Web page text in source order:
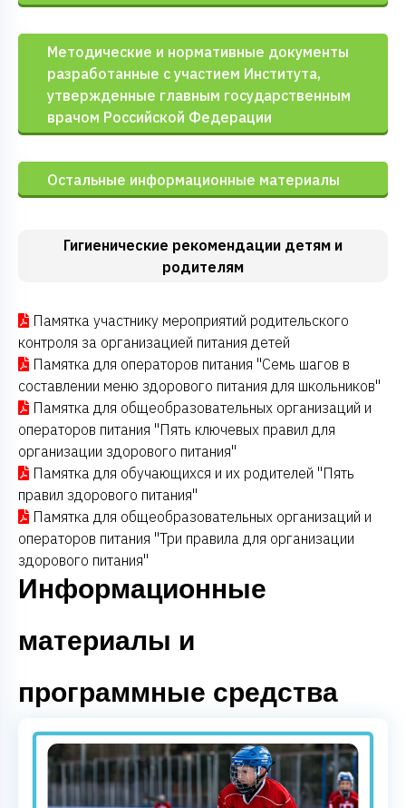
Методические и нормативные документы
разработанные с участием Института,
утвержденные главным государственным
врачом Российской Федерации
Остальные информационные материалы
Гигиенические рекомендации детям и
родителям
Памятка участнику мероприятий родительского
контроля за организацией питания детей
Памятка для операторов питания "Семь шагов в
составлении меню здорового питания для школьников"
Памятка для общеобразовательных организаций и
операторов питания "Пять ключевых правил для
организации здорового питания"
Памятка для обучающихся и их родителей "Пять
правил здорового питания"
Памятка для общеобразовательных организаций и
операторов питания "Три правила для организации
здорового питания"
Информационные
материалы и
программные средства